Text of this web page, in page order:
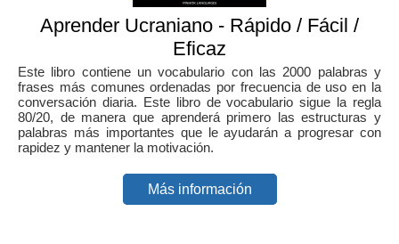
Aprender Ucraniano - Rápido / Fácil /
Eficaz
Este libro contiene un vocabulario con las 2000 palabras y
frases más comunes ordenadas por frecuencia de uso en la
conversación diaria. Este libro de vocabulario sigue la regla
80/20, de manera que aprenderá primero las estructuras y
palabras más importantes que le ayudarán a progresar con
rapidez y mantener la motivación.
Más información